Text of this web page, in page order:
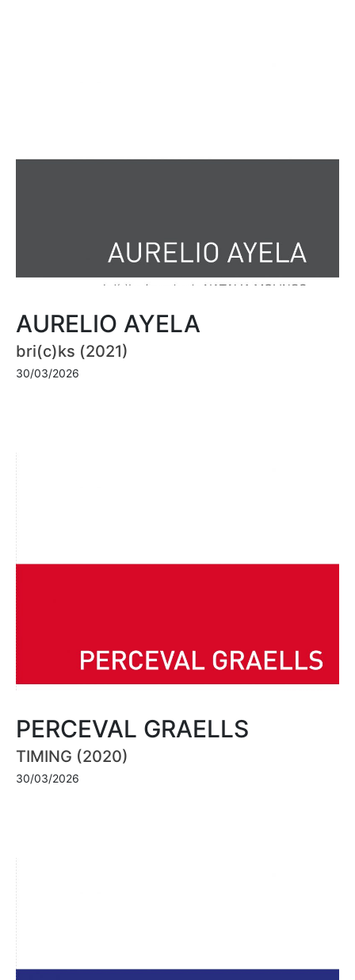
AURELIO AYELA
bri(c)ks (2021)
30/03/2026
PERCEVAL GRAELLS
TIMING (2020)
30/03/2026